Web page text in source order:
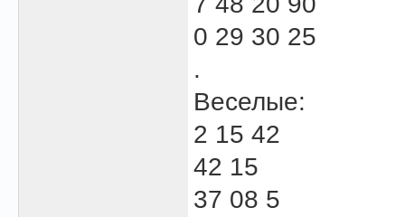
0 29 30 25
.
Веселые:
2 15 42
42 15
37 08 5